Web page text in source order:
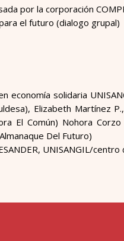
por la corporación
el futuro (dialogo grupal)
economía solidaria
Elizabeth Martínez
El Común) Nohora
Del Futuro)
UNISANGIL/